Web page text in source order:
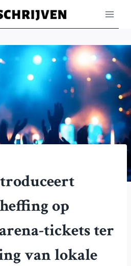
op
tickets ter
van lokale